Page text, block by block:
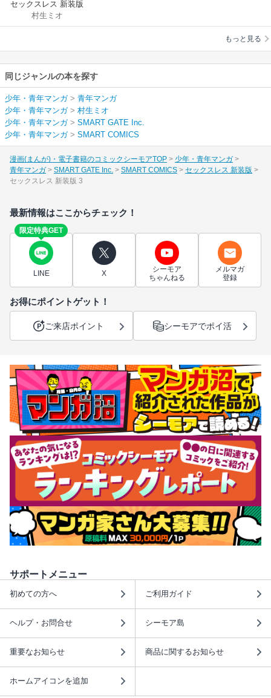
セックスレス 新装版
村生ミオ
もっと見る
同じジャンルの本を探す
少年・青年マンガ> 青年マンガ
少年・青年マンガ> 村生ミオ
少年・青年マンガ> SMART GATE Inc.
少年・青年マンガ> SMART COMICS
漫画(まんが)・電子書籍のコミックシーモアTOP
少年・青年マンガ
青年マンガ
SMART GATE Inc. SMART COMICS
セックスレス 新装版
セックスレス 新装版 3
最新情報はここからチェック！
限定特典GET
LINE X
シーモア
ちゃんねる
メルマガ
登録
お得にポイントゲット！
ご来店ポイント シーモアでポイ活
サポートメニュー
初めての方へ ご利用ガイド
ヘルプ・お問合せ シーモア島
重要なお知らせ 商品に関するお知らせ
ホームアイコンを追加